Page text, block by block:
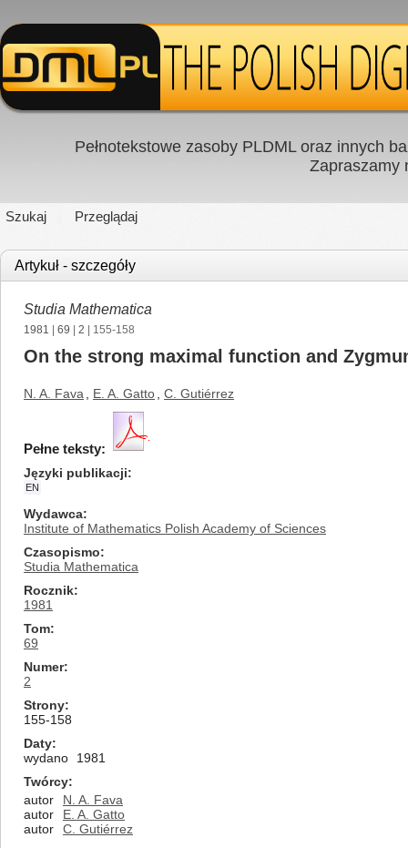
Pełnotekstowe zasoby PLDML oraz innych
Zapraszamy
Szukaj Przeglądaj
Artykuł - szczegóły
Studia Mathematica
1981 69 2 | 155-158
On the strong maximal function and
N. A. Fava E. A. Gatto C. Gutiérrez
Pełne teksty:
Języki publikacji
EN
Wydawca
Institute of Mathematics Polish Academy of Sciences
Czasopismo
Studia Mathematica
Rocznik
1981
Tom
69
Numer
2
Strony
155-158
Daty
wydano
1981
Twórcy
autor
N. A. Fava
autor
E. A. Gatto
autor
C. Gutiérrez